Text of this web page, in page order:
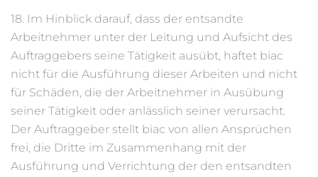
18. Im Hinblick darauf, dass der entsandte
Arbeitnehmer unter der Leitung und Aufsicht des
Auftraggebers seine Tätigkeit ausübt, haftet biac
nicht für die Ausführung dieser Arbeiten und nicht
für Schäden, die der Arbeitnehmer in Ausübung
seiner Tätigkeit oder anlässlich seiner verursacht.
Der Auftraggeber stellt biac von allen Ansprüchen
frei, die Dritte im Zusammenhang mit der
Ausführung und Verrichtung der den entsandten